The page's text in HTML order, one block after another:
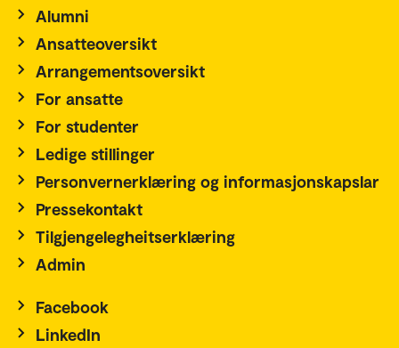
Alumni
Ansatteoversikt
Arrangementsoversikt
For ansatte
For studenter
Ledige stillinger
Personvernerklæring og informasjonskapslar
Pressekontakt
Tilgjengelegheitserklæring
Admin
Facebook
LinkedIn